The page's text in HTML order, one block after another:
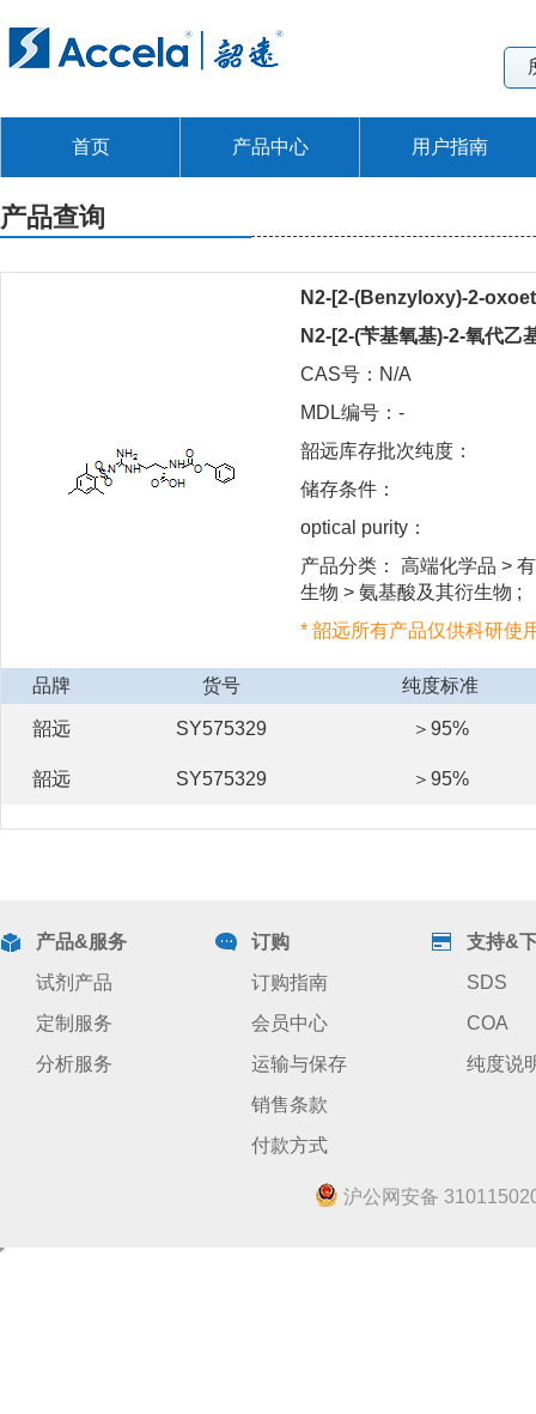
首页 产品中心 用户指南
产品查询
N2-[2-(Benzyloxy)-2-
N2-[2-(苄基氧基)-2-氧代乙
CAS号：N/A
MDL编号：-
韶远库存批次纯度：
储存条件：
optical purity：
产品分类： 高端化学品 >
生物 > 氨基酸及其衍生物 ;
* 韶远所有产品仅供科研使
品牌 货号 纯度标准
韶远 SY575329 ＞95%
韶远 SY575329 ＞95%
产品&服务
试剂产品
定制服务
分析服务
订购
订购指南
会员中心
运输与保存
销售条款
付款方式
支持&
SDS
COA
纯度说
沪公网安备